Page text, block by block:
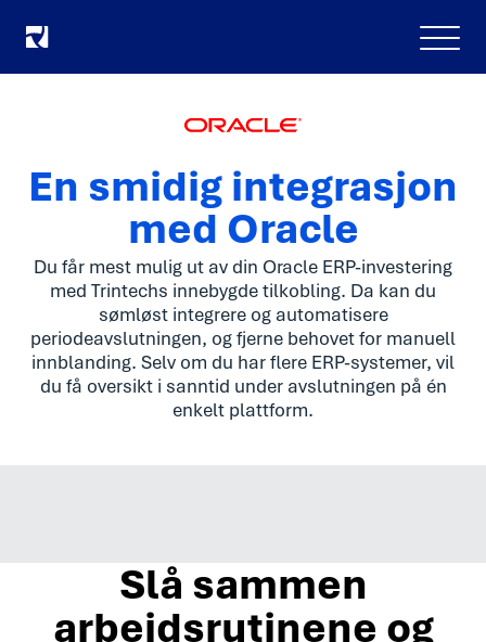
Meny
En smidig integrasjon
med Oracle
Du får mest mulig ut av din Oracle ERP-investering
med Trintechs innebygde tilkobling. Da kan du
sømløst integrere og automatisere
periodeavslutningen, og fjerne behovet for manuell
innblanding. Selv om du har flere ERP-systemer, vil
du få oversikt i sanntid under avslutningen på én
enkelt plattform.
Slå sammen
arbeidsrutinene og